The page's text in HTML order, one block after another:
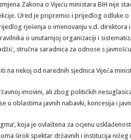
Zakona o Vijeću ministara BiH nije
Ured je pripremio i prijedlog odluke o
rješenja o imenovanju v.d. direktora
o unutarnjoj organizaciji i
stručna saradnica za odnose s
na nekoj od narednih sjednica Vijeća
imovini, ali zbog političkih
u oblastima javnih nabavki, koncesija i
koja je ovlaštena za ocjenu
širok spektar državnih i institucija